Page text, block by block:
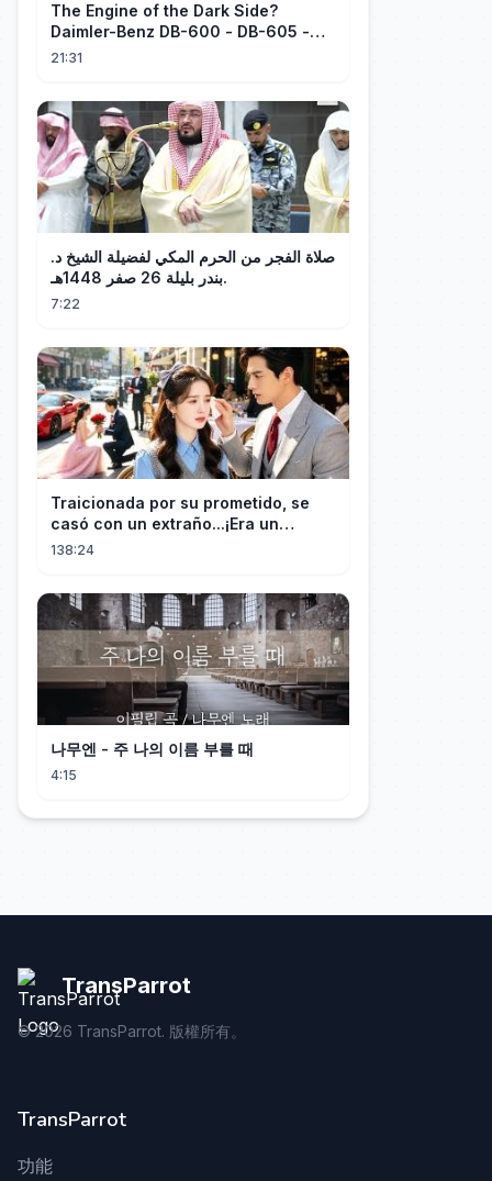
The Engine of the Dark Side?
Daimler-Benz DB-600 - DB-605 -
Part 1
21:31
صلاة الفجر من الحرم المكي لفضيلة الشيخ د.
بندر بليلة 26 صفر 1448هـ.
7:22
Traicionada por su prometido, se
casó con un extraño...¡Era un
multimillonario obsesionado con
138:24
나무엔 - 주 나의 이름 부를 때
4:15
TransParrot
©2026 TransParrot. 版權所有。
TransParrot
功能